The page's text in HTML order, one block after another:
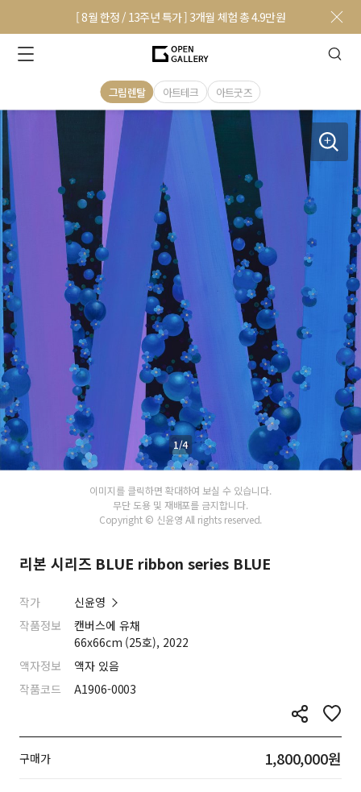
[ 8월 한정 / 13주년 특가 ] 3개월 체험 총 4.9만원
그림렌탈 아트테크 아트굿즈
1/4
이미지를 클릭하면 확대하여 보실 수 있습니다.
무단 도용 및 재배포를 금지합니다.
Copyright © 신윤영 All rights reserved.
리본 시리즈 BLUE ribbon series BLUE
작가
신윤영
작품정보
캔버스에 유채
66x66cm (25호), 2022
액자정보
액자 있음
작품코드
A1906-0003
구매가 1,800,000원